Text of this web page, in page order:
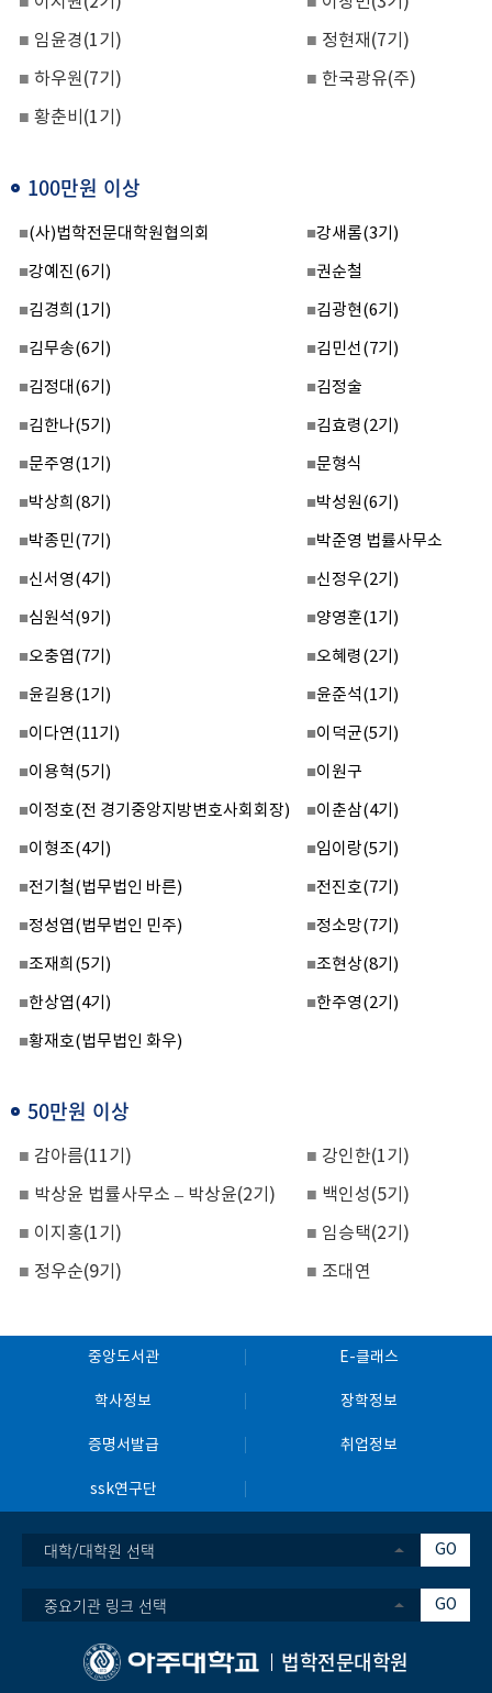
■ 임윤경(1기 ) ■ 정현재 (7기 )
■ 하우원(7기 ) ■ 한국광유(주)
■ 황춘비 (1기 )
100만원 이상
■(사)법학전문대학원협의회 ■강새롬(3기 )
■강예진(6기 ) ■권순철
■김경희 (1기 ) ■김광현(6기 )
■김무송(6기 ) ■김민선(7기 )
■김정대 (6기 ) ■김정술
■김한나(5기 ) ■김효령(2기 )
■문주영(1기 ) ■문형식
■박상희 (8기 ) ■박성원(6기 )
■박종민(7기 ) ■박준영 법률사무소
■신서영(4기 ) ■신정우(2기 )
■심원석(9기 ) ■양영훈(1기 )
■오충엽(7기 ) ■오혜령(2기 )
■윤길용(1기 ) ■윤준석(1기 )
■이다연(11기 ) ■이덕균(5기 )
■이용혁(5기 ) ■이원구
■이정호(전 경기중앙지방변호사회회장) ■이춘삼(4기 )
■이형조(4기 ) ■임이랑(5기 )
■전기철(법무법인 바른) ■전진호(7기 )
■정성엽(법무법인 민주) ■정소망(7기 )
■조재희 (5기 ) ■조현상(8기 )
■한상엽(4기 ) ■한주영(2기 )
■황재호(법무법인 화우)
50만원 이상
■ 감아름(11기 ) ■ 강인한(1기 )
■ 박상윤 법률사무소 – 박상윤(2기 ) ■ 백인성(5기 )
■ 이지홍(1기 ) ■ 임승택(2기 )
■ 정우순(9기 ) ■ 조대연
중앙도서관 E-클래스
학사정보 장학정보
증명서발급 취업정보
ssk연구단
대학/대학원 선택 GO
중요기관 링크 선택 GO
법학전문대학원